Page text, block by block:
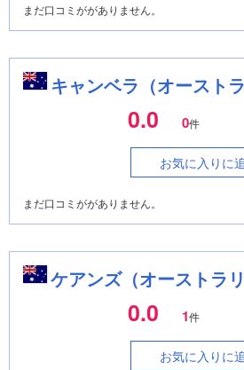
まだ口コミががありません。
キャンベラ（オースト
0.0 0件
お気に入りに
まだ口コミががありません。
ケアンズ（オーストラ
0.0 1件
お気に入りに